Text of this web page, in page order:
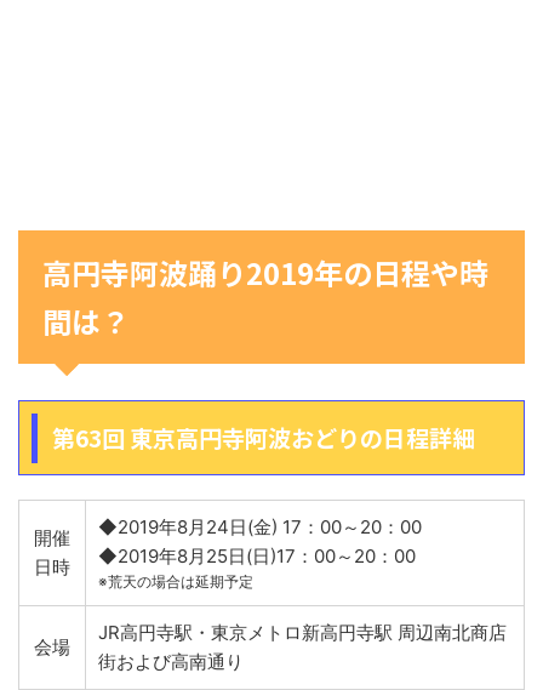
高円寺阿波踊り2019年の日程や時
間は？
第63回 東京高円寺阿波おどりの日程詳細
開催
日時
◆2019年8月24日(金) 17：00～20：00
◆2019年8月25日(日)17：00～20：00
※荒天の場合は延期予定
会場
JR高円寺駅・東京メトロ新高円寺駅 周辺南北商店
街および高南通り